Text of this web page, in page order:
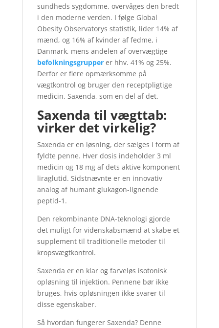
sundheds sygdomme, overvåges den bredt
i den moderne verden. I følge Global
Obesity Observatorys statistik, lider 14% af
mænd, og 16% af kvinder af fedme, i
Danmark, mens andelen af overvægtige
befolkningsgrupper er hhv. 41% og 25%.
Derfor er flere opmærksomme på
vægtkontrol og bruger den receptpligtige
medicin, Saxenda, som en del af det.
Saxenda til vægttab:
virker det virkelig?
Saxenda er en løsning, der sælges i form af
fyldte penne. Hver dosis indeholder 3 ml
medicin og 18 mg af dets aktive komponent
liraglutid. Sidstnævnte er en innovativ
analog af humant glukagon-lignende
peptid-1.
Den rekombinante DNA-teknologi gjorde
det muligt for videnskabsmænd at skabe et
supplement til traditionelle metoder til
kropsvægtkontrol.
Saxenda er en klar og farveløs isotonisk
opløsning til injektion. Pennene bør ikke
bruges, hvis opløsningen ikke svarer til
disse egenskaber.
Så hvordan fungerer Saxenda? Denne